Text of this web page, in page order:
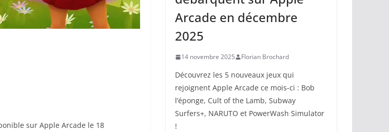
sur Apple Arcade le 18
Arcade en décembre
2025
14 novembre 2025 Florian Brochard
Découvrez les 5 nouveaux jeux qui
rejoignent Apple Arcade ce mois-ci : Bob
l’éponge, Cult of the Lamb, Subway
Surfers+, NARUTO et PowerWash Simulator
!